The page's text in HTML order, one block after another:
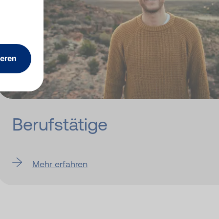
Berufstätige
Mehr erfahren